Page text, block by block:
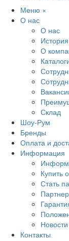
Меню ×
О нас
О нас
О
Склад
Шоу-Рум
Бренды
Оплата и
Информация
Купить
Стать
Новости
Контакты